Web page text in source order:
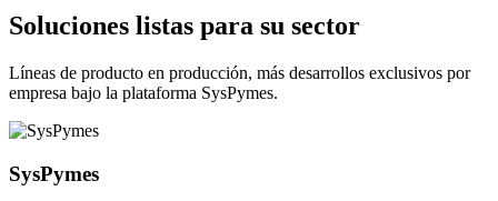
Soluciones listas para su sector
Líneas de producto en producción, más desarrollos exclusivos por
empresa bajo la plataforma SysPymes.
SysPymes